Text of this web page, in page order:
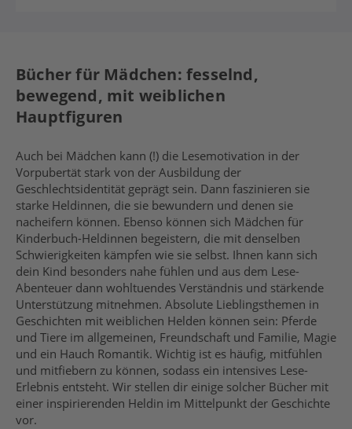
Bücher für Mädchen: fesselnd,
bewegend, mit weiblichen
Hauptfiguren
Auch bei Mädchen kann (!) die Lesemotivation in der
Vorpubertät stark von der Ausbildung der
Geschlechtsidentität geprägt sein. Dann faszinieren sie
starke Heldinnen, die sie bewundern und denen sie
nacheifern können. Ebenso können sich Mädchen für
Kinderbuch-Heldinnen begeistern, die mit denselben
Schwierigkeiten kämpfen wie sie selbst. Ihnen kann sich
dein Kind besonders nahe fühlen und aus dem Lese-
Abenteuer dann wohltuendes Verständnis und stärkende
Unterstützung mitnehmen. Absolute Lieblingsthemen in
Geschichten mit weiblichen Helden können sein: Pferde
und Tiere im allgemeinen, Freundschaft und Familie, Magie
und ein Hauch Romantik. Wichtig ist es häufig, mitfühlen
und mitfiebern zu können, sodass ein intensives Lese-
Erlebnis entsteht. Wir stellen dir einige solcher Bücher mit
einer inspirierenden Heldin im Mittelpunkt der Geschichte
vor.